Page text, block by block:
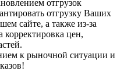
отгрузок
отгрузку Ваших
сайте, а также из-за
цен,
к рыночной ситуации и